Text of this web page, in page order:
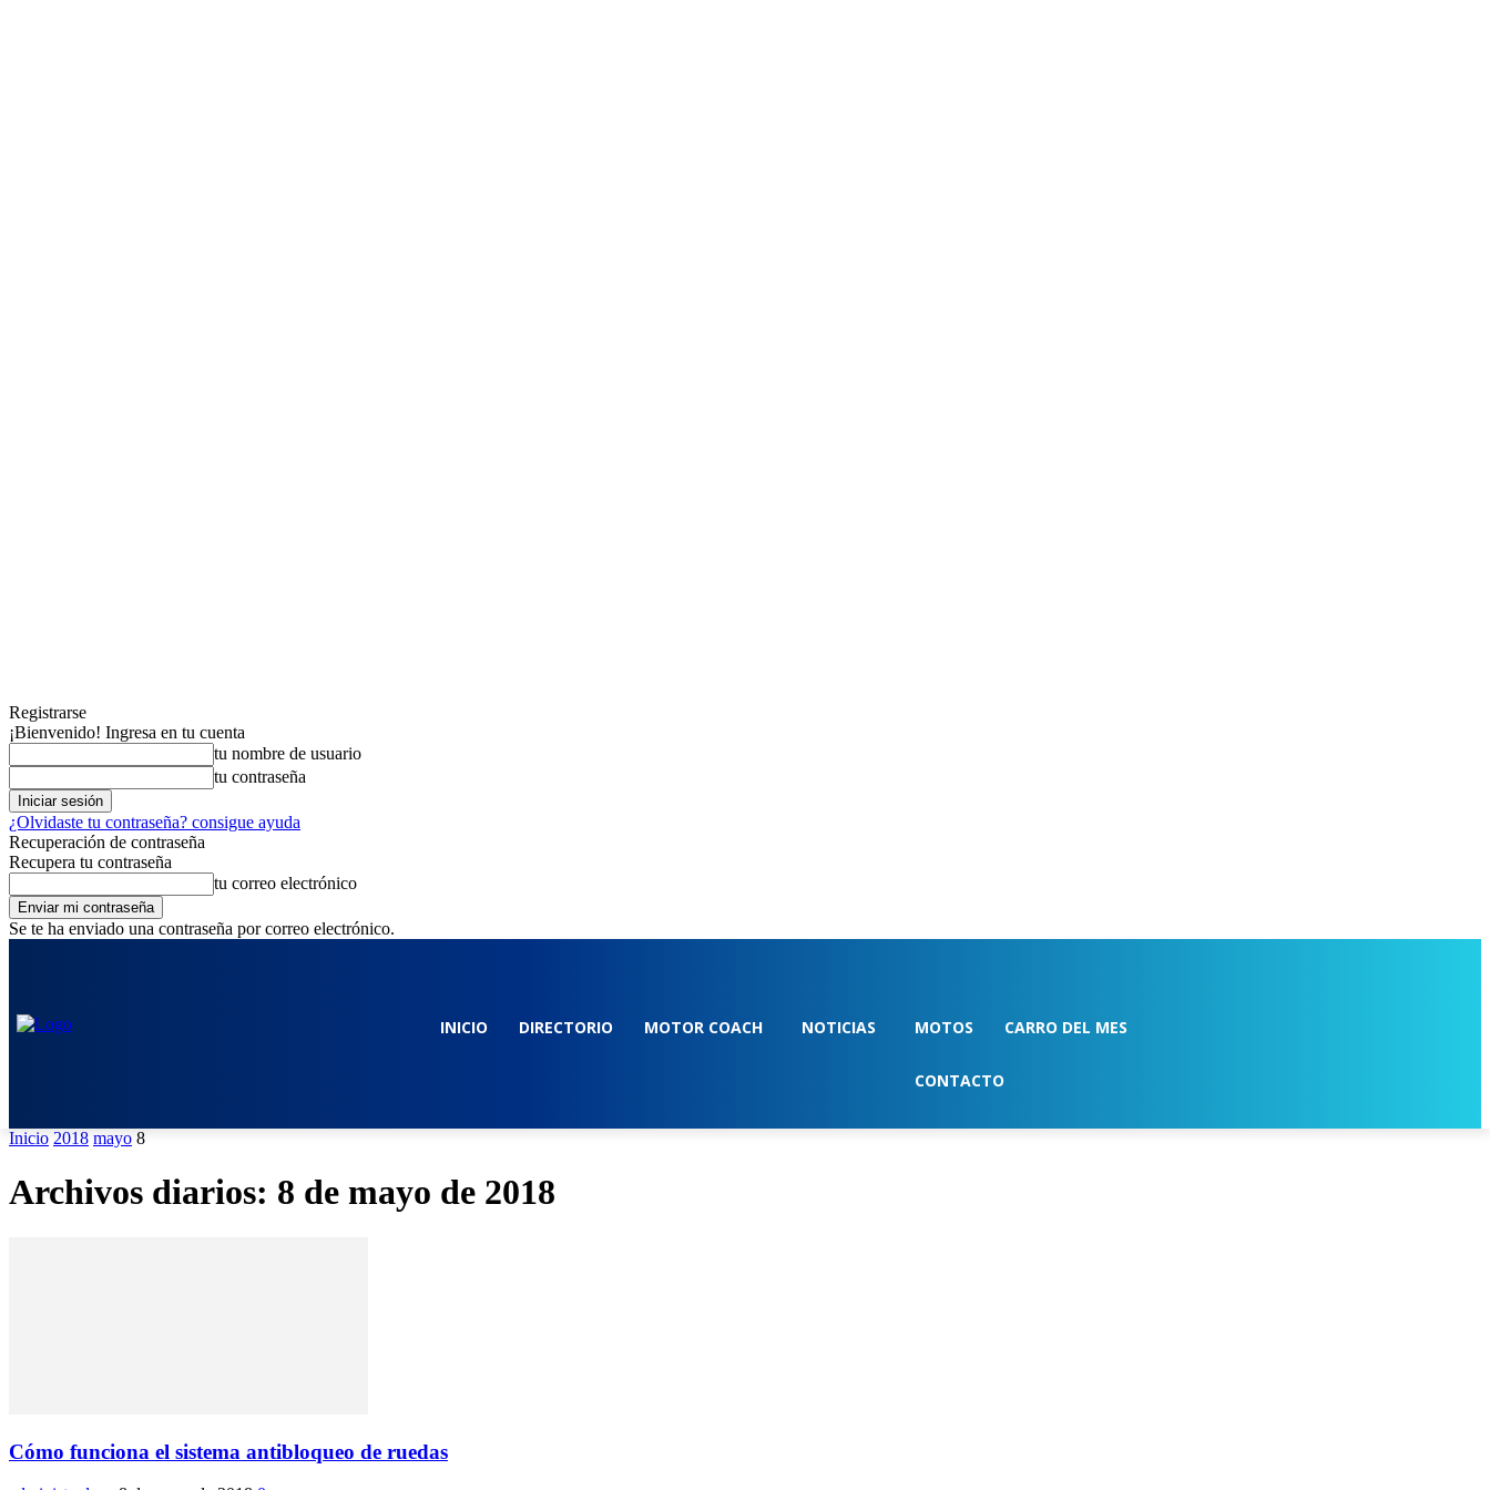
Registrarse
¡Bienvenido! Ingresa en tu cuenta
tu nombre de usuario
tu contraseña
¿Olvidaste tu contraseña? consigue ayuda
Recuperación de contraseña
Recupera tu contraseña
tu correo electrónico
Se te ha enviado una contraseña por correo electrónico.
INICIO DIRECTORIO MOTOR COACH NOTICIAS MOTOS CARRO DEL MES
CONTACTO
Inicio 2018 mayo 8
Archivos diarios: 8 de mayo de 2018
Cómo funciona el sistema antibloqueo de ruedas